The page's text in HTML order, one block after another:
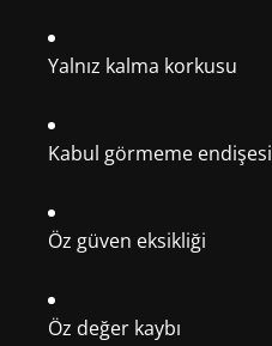
Yalnız kalma korkusu
Kabul görmeme endişesi
Öz güven eksikliği
Öz değer kaybı